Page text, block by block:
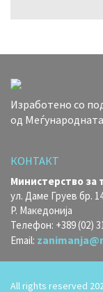
Изработено со
од
КОНТАКТ
Министерство за
ул. Даме Груев бр.
Р. Македонија
Телефон: +389 (02)
Email:
All rights reserved